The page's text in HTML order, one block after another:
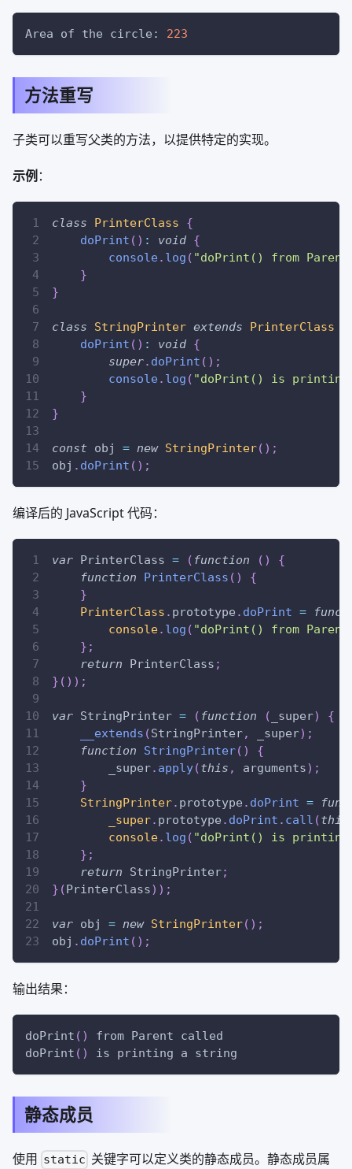
Area of the circle: 223
方法重写
子类可以重写父类的方法，以提供特定的实现。
示例 ：
class PrinterClass
{
doPrint ( ) : void {
console. log ( "doPrint() from
}
}
class StringPrinter extends PrinterClass
doPrint ( ) : void {
super. doPrint ( ) ;
console. log ( "doPrint() is
}
}
const obj = new StringPrinter( ) ;
obj . doPrint ( ) ;
编译后的 JavaScript 代码：
var PrinterClass = ( function ( )
{
function
PrinterClass ( )
{
}
PrinterClass . prototype . doPrint =
console. log ( "doPrint() from
} ;
return
PrinterClass ;
} ( ) ) ;
var StringPrinter = ( function ( _super)
{
__extends (StringPrinter, _super) ;
function
StringPrinter( )
{
        _super
. apply(this , arguments) ;
}
StringPrinter. prototype . doPrint =
_super. prototype . doPrint . call (this
console. log ( "doPrint() is
} ;
return
StringPrinter;
} (PrinterClass) ) ;
var obj = new StringPrinter( ) ;
obj . doPrint ( ) ;
输出结果：
doPrint ( )
from Parent called
doPrint ( ) is printing a string
静态成员
使用 static 关键字可以定义类的静态成员。静态成员属